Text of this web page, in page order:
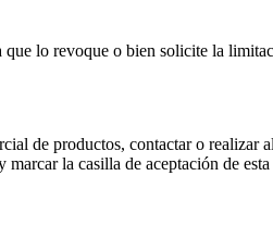
lo revoque o bien solicite la
de productos, contactar o realizar
la casilla de aceptación de